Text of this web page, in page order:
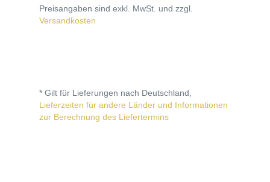
Preisangaben sind exkl. MwSt. und zzgl.
Versandkosten
* Gilt für Lieferungen nach Deutschland,
Lieferzeiten für andere Länder und Informationen
zur Berechnung des Liefertermins